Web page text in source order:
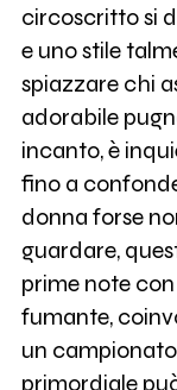
circoscritto si
e uno stile
spiazzare chi
adorabile
incanto, è
fino a
donna forse
guardare,
prime note
fumante,
un
primordiale